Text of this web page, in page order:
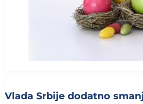
Vlada Srbije dodatno